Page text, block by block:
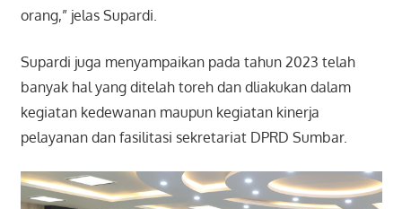
orang,” jelas Supardi.
Supardi juga menyampaikan pada tahun 2023 telah
banyak hal yang ditelah toreh dan dliakukan dalam
kegiatan kedewanan maupun kegiatan kinerja
pelayanan dan fasilitasi sekretariat DPRD Sumbar.